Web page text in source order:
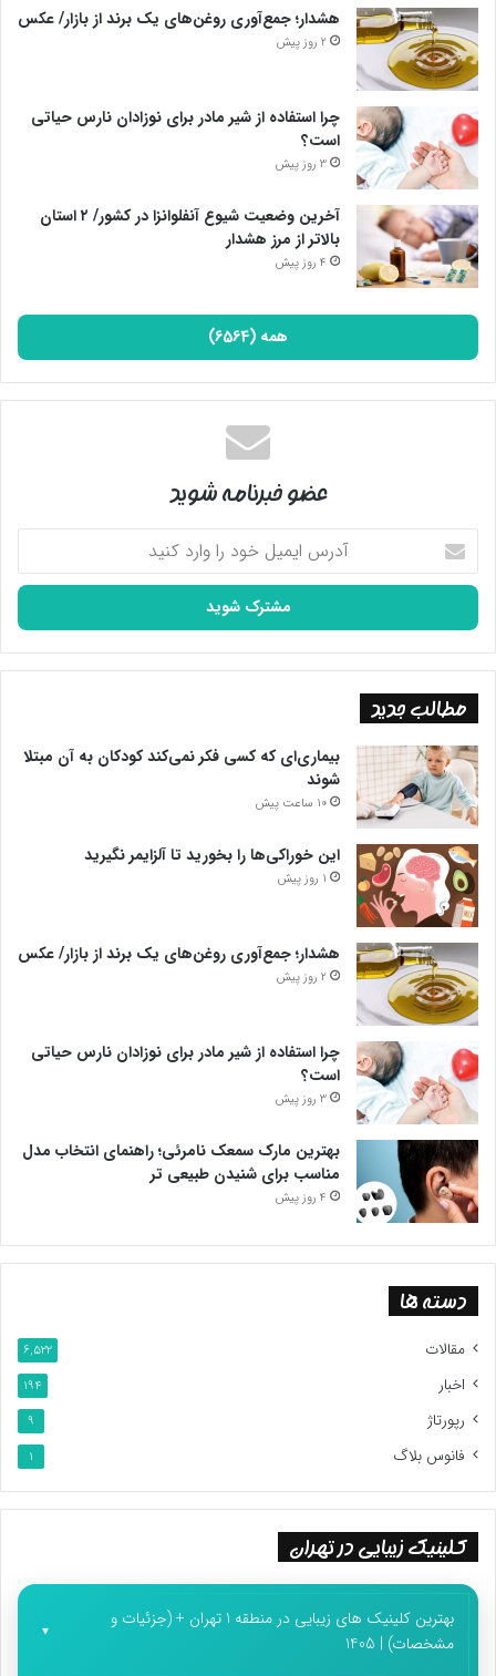
هشدار؛ جمع‌آوری روغن‌های یک برند از بازار/ عکس
2 روز پیش
چرا استفاده از شیر مادر برای نوزادان نارس حیاتی
است؟
3 روز پیش
آخرین وضعیت شیوع آنفلوانزا در کشور/ ۲ استان
بالاتر از مرز هشدار
4 روز پیش
همه (6564)
عضو خبرنامه شوید
آدرس
ایمیل
خود
وارد
کنید
مطالب جدید
بیماری‌ای که کسی فکر نمی‌کند کودکان به آن مبتلا
شوند
10 ساعت پیش
این خوراکی‌ها را بخورید تا آلزایمر نگیرید
1 روز پیش
هشدار؛ جمع‌آوری روغن‌های یک برند از بازار/ عکس
2 روز پیش
چرا استفاده از شیر مادر برای نوزادان نارس حیاتی
است؟
3 روز پیش
بهترین مارک سمعک نامرئی؛ راهنمای انتخاب مدل
مناسب برای شنیدن طبیعی تر
4 روز پیش
دسته ها
مقالات 6,522
اخبار 194
رپورتاژ 9
فانوس بلاگ 1
کلینیک زیبایی در تهران
بهترین کلینیک های زیبایی در منطقه 1 تهران + (جزئیات و
مشخصات) | 1405